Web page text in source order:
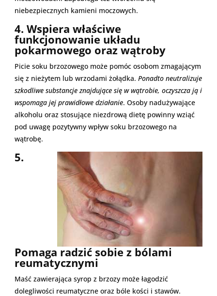
niebezpiecznych kamieni moczowych.
4. Wspiera właściwe
funkcjonowanie układu
pokarmowego oraz wątroby
Picie soku brzozowego może pomóc osobom zmagającym
się z nieżytem lub wrzodami żołądka. Ponadto neutralizuje
szkodliwe substancje znajdujące się w wątrobie, oczyszcza ją i
wspomaga jej prawidłowe działanie. Osoby nadużywające
alkoholu oraz stosujące niezdrową dietę powinny wziąć
pod uwagę pozytywny wpływ soku brzozowego na
wątrobę.
5.
Pomaga radzić sobie z bólami
reumatycznymi
Maść zawierająca syrop z brzozy może łagodzić
dolegliwości reumatyczne oraz bóle kości i stawów.